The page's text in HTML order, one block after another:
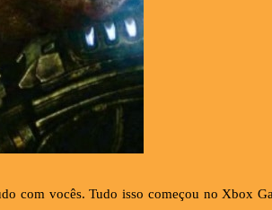
com vocês. Tudo isso começou no Xbox